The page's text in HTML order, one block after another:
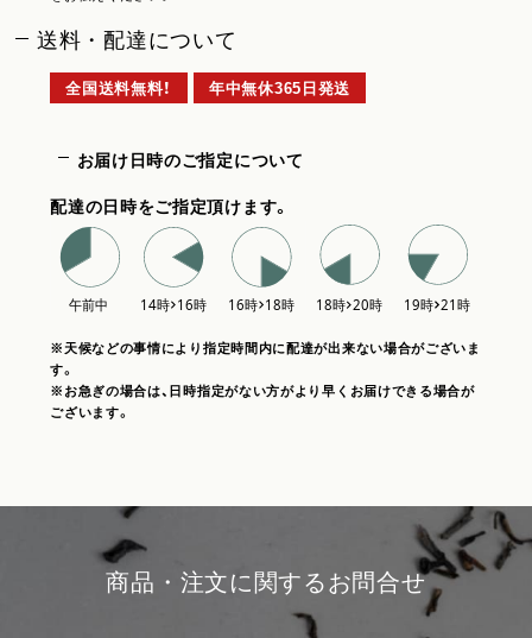
送料・配達について
全国送料無料！ 年中無休365日発送
お届け日時のご指定について
配達の日時をご指定頂けます。
※天候などの事情により指定時間内に配達が出来ない場合がございま
す。
※お急ぎの場合は、日時指定がない方がより早くお届けできる場合が
ございます。
商品・注文に関するお問合せ